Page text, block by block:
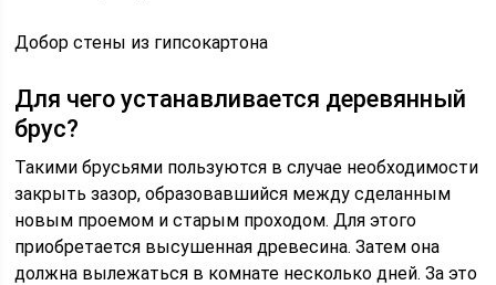
Добор стены из гипсокартона
Для чего устанавливается деревянный
брус?
Такими брусьями пользуются в случае необходимости
закрыть зазор, образовавшийся между сделанным
новым проемом и старым проходом. Для этого
приобретается высушенная древесина. Затем она
должна вылежаться в комнате несколько дней. За это